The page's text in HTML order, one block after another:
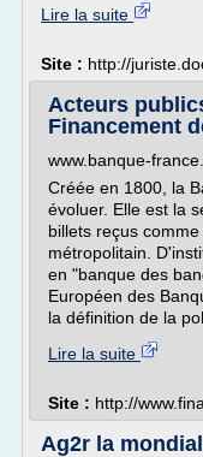
Lire la suite
Site : http://
Acteurs
Financement
www.banque-
Créée en 1800, la
évoluer. Elle est la
billets reçus
métropolitain.
en "banque des
Européen des
la définition de la
Lire la suite
Site : http://
Ag2r la